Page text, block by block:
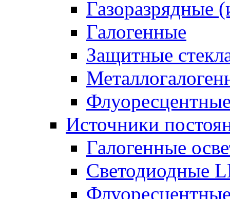
Газоразрядные
Галогенные
Защитные
Источники
Галогенные
Светодиодные